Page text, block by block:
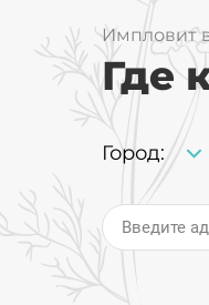
Импловит
Где
Город:
Введите